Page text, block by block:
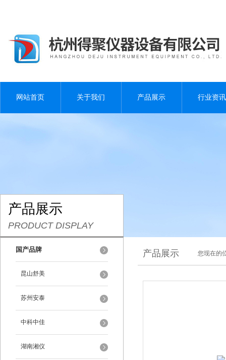
网站首页 关于我们 产品展示 行业资讯
产品展示
PRODUCT DISPLAY
国产品牌
昆山舒美
苏州安泰
中科中佳
湖南湘仪
产品展示 您现在的